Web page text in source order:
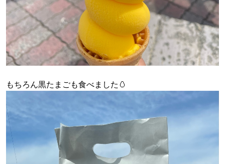
もちろん黒たまごも食べました🥚